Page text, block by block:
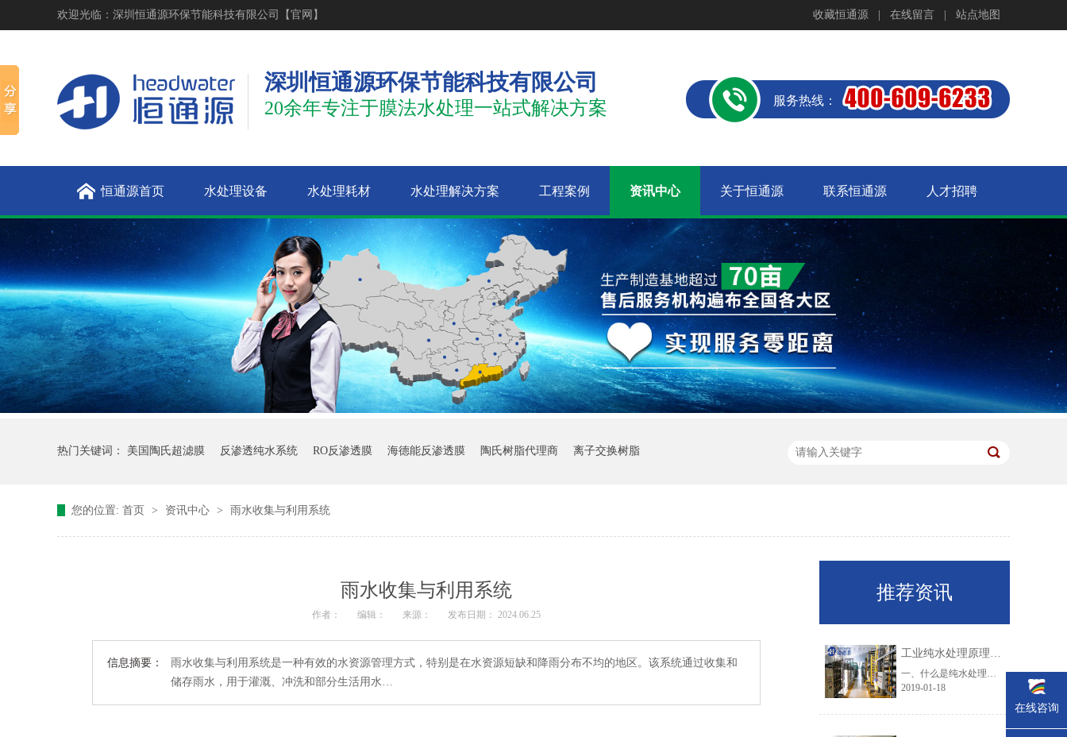
欢迎光临：深圳恒通源环保节能科技有限公司【官网】 收藏恒通源 在线留言 站点地图
深圳恒通源环保节能科技有限公司
20余年专注于膜法水处理一站式解决方案 服务热线：
恒通源首页 水处理设备 水处理耗材 水处理解决方案 工程案例 资讯中心 关于恒通源 联系恒通源 人才招聘
热门关键词： 美国陶氏超滤膜 反渗透纯水系统 RO反渗透膜 海德能反渗透膜 陶氏树脂代理商 离子交换树脂
您的位置: 首页 > 资讯中心 > 雨水收集与利用系统
雨水收集与利用系统
作者： 编辑： 来源： 发布日期： 2024.06.25
信息摘要：
雨水收集与利用系统是一种有效的水资源管理方式，特别是在水资源短缺和降雨分布不均的地区。该系统通过收集和
储存雨水，用于灌溉、冲洗和部分生活用水…
推荐资讯
工业纯水处理原理及工艺技术大盘点
一、什么是纯水处理？纯水是指纯净水一般以城市自来水为水源，通过多层过滤，可将微生物等有害物质去除，但同时也去除了氟、钾、钙、镁等人体所需的矿物质。随着现代科技与现代工业的迅速发展，而且环境治理的相对滞后，目前我国水质污染形势严峻。由于工业废水、生活废水无节制的排放及农业污染，现在的地表水不仅含......
2019-01-18
在线咨询